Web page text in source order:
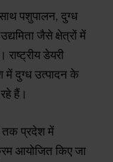
पशुपालन, दुग्ध
जैसे क्षेत्रों में
डेयरी
में दुग्ध उत्पादन के
हैं।
तक प्रदेश में
आयोजित किए जा